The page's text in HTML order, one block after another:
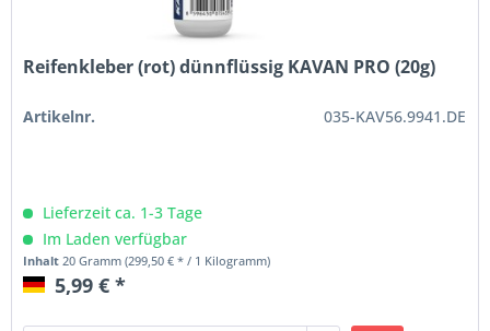
Reifenkleber (rot) dünnflüssig KAVAN PRO (20g)
Artikelnr. 035-KAV56.9941.DE
Lieferzeit ca. 1-3 Tage
Im Laden verfügbar
Inhalt 20 Gramm(299,50 € * / 1 Kilogramm)
5,99 € *